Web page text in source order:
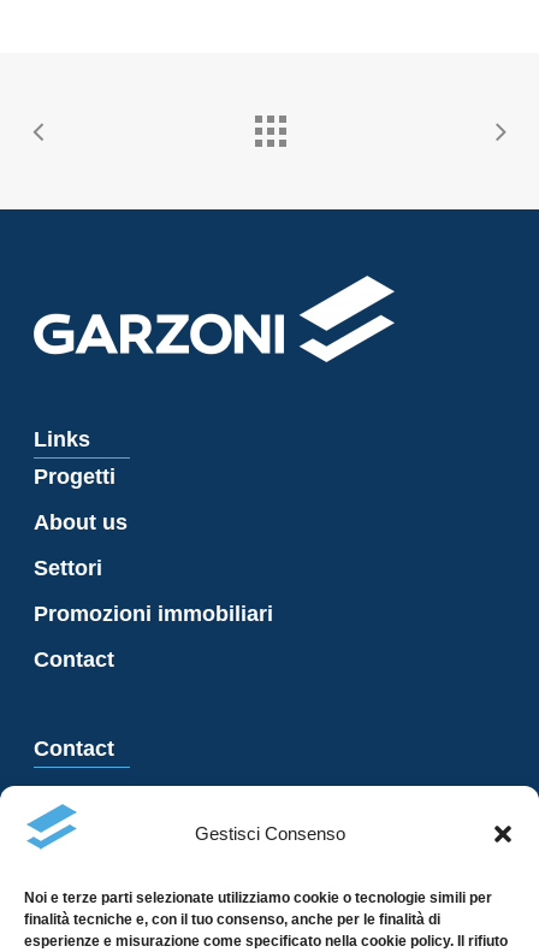
Gestisci Consenso
Noi e terze parti selezionate utilizziamo cookie o tecnologie simili per
finalità tecniche e, con il tuo consenso, anche per le finalità di
esperienze e misurazione come specificato nella cookie policy. Il rifiuto
Links
Progetti
About us
Settori
Promozioni immobiliari
Contact
Contact
Via Besso 23, 6900 Lugano
info@garzoni.com